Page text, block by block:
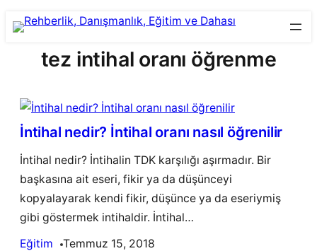
Skip
contenttez intihal oranı öğrenme
İntihal nedir? İntihal oranı nasıl öğrenilir
İntihal nedir? İntihalin TDK karşılığı aşırmadır. Bir
başkasına ait eseri, fikir ya da düşünceyi
kopyalayarak kendi fikir, düşünce ya da eseriymiş
gibi göstermek intihaldir. İntihal…
Eğitim
Temmuz 15, 2018